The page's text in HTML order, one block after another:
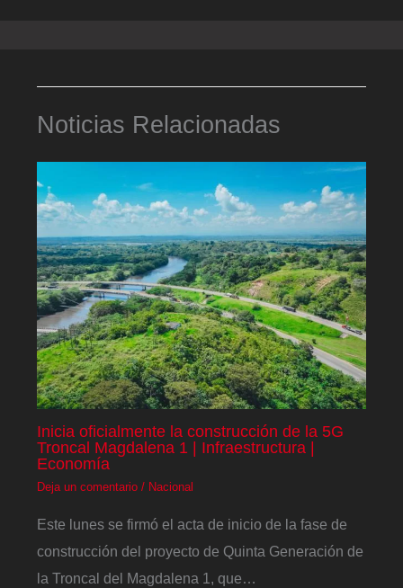
Noticias Relacionadas
Inicia oficialmente la construcción de la 5G
Troncal Magdalena 1 | Infraestructura |
Economía
Deja un comentario / Nacional
Este lunes se firmó el acta de inicio de la fase de
construcción del proyecto de Quinta Generación de
la Troncal del Magdalena 1, que…